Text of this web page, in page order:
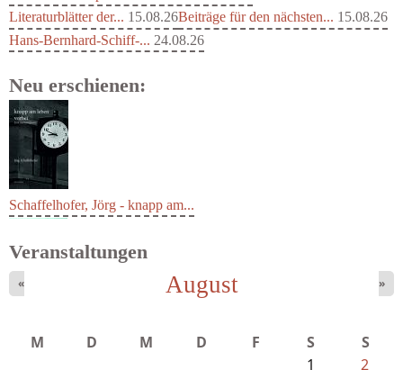
Literaturblätter der... 15.08.26Beiträge für den nächsten... 15.08.26
Hans-Bernhard-Schiff-... 24.08.26
Neu erschienen:
Schaffelhofer, Jörg - knapp am...
Veranstaltungen
August
« »
M D M D F S
S
1
2